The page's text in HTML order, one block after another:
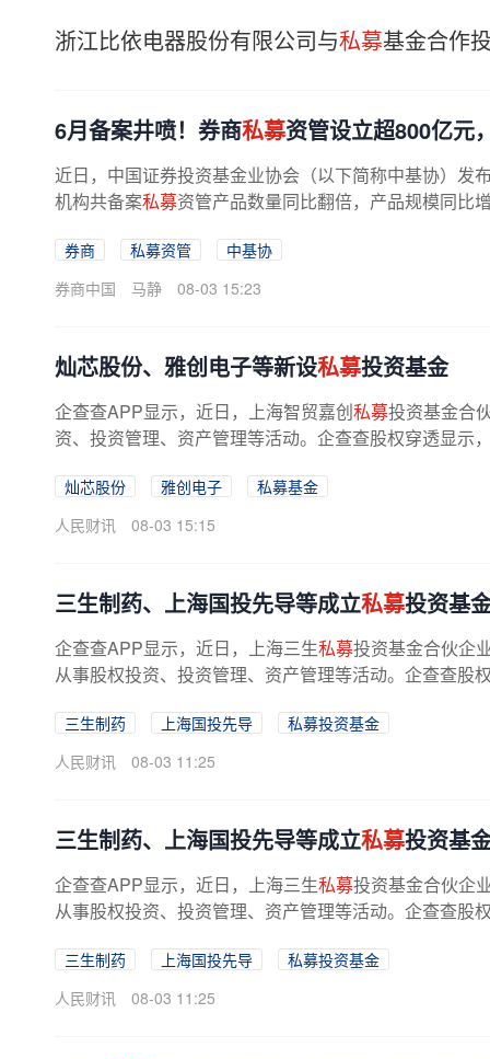
浙江比依电器股份有限公司与私募基金合作
6月备案井喷！券商私募资管设立超800亿元
近日，中国证券投资基金业协会（以下简称中基协）发
机构共备案私募资管产品数量同比翻倍，产品规模同比
券商 私募资管
中基协
券商中国
马静 08-03 15:23
灿芯股份、雅创电子等新设私募投资基金
企查查APP显示，近日，上海智贸嘉创私募投资基金合
资、投资管理、资产管理等活动。企查查股权穿透显示
灿芯股份 雅创电子
私募基金
人民财讯
08-03 15:15
三生制药、上海国投先导等成立私募投资基
企查查APP显示，近日，上海三生私募投资基金合伙企
从事股权投资、投资管理、资产管理等活动。企查查股
三生制药 上海国投先导
私募投资基金
人民财讯
08-03 11:25
三生制药、上海国投先导等成立私募投资基
企查查APP显示，近日，上海三生私募投资基金合伙企
从事股权投资、投资管理、资产管理等活动。企查查股
三生制药 上海国投先导
私募投资基金
人民财讯
08-03 11:25